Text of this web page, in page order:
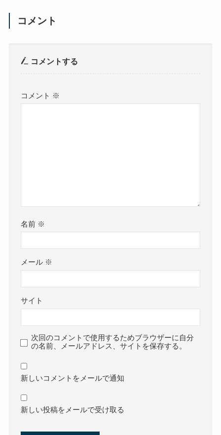
コメント
コメントする
コメント ※
名前 ※
メール ※
サイト
次回のコメントで使用するためブラウザーに自分
の名前、メールアドレス、サイトを保存する。
新しいコメントをメールで通知
新しい投稿をメールで受け取る